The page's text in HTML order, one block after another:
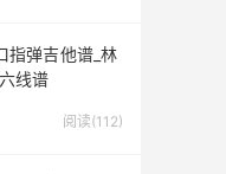
指弹吉他谱_林
线谱
阅读(112)